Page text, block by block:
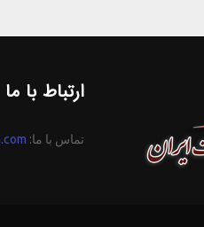
ارتباط با ما
تماس با ما: